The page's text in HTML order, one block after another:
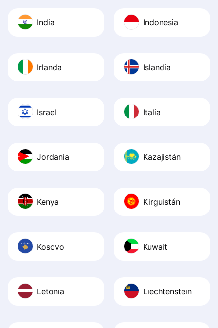
India Indonesia
Irlanda Islandia
Israel Italia
Jordania Kazajistán
Kenya Kirguistán
Kosovo Kuwait
Letonia Liechtenstein